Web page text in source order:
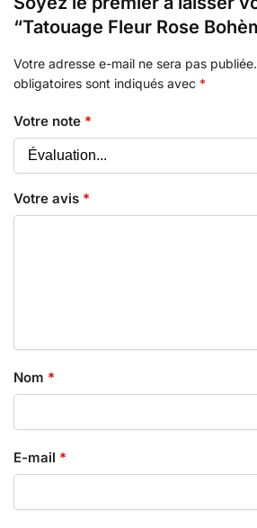
“Tatouage Fleur Rose
Votre adresse e-mail ne sera pas publiée.
obligatoires sont indiqués avec *
Votre note *
Votre avis *
Nom *
E-mail *